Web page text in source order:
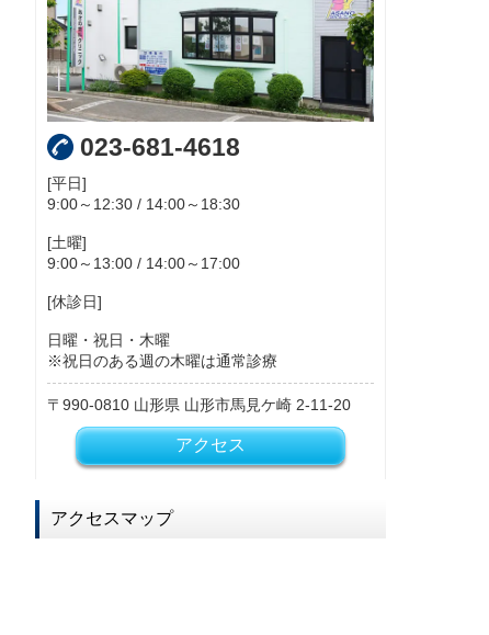
023-681-4618
[平日]
9:00～12:30 / 14:00～18:30
[土曜]
9:00～13:00 / 14:00～17:00
[休診日]
日曜・祝日・木曜
※祝日のある週の木曜は通常診療
990-0810 山形県 山形市馬見ケ崎 2-11-20
アクセス
アクセスマップ